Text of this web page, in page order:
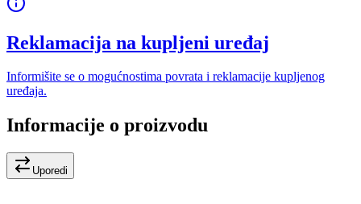
Reklamacija na kupljeni uređaj
Informišite se o mogućnostima povrata i reklamacije kupljenog
uređaja.
Informacije o proizvodu
Uporedi